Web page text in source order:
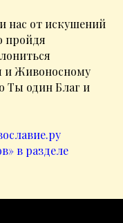
нас от искушений
пройдя
и Живоносному
Ты один Благ и
в разделе